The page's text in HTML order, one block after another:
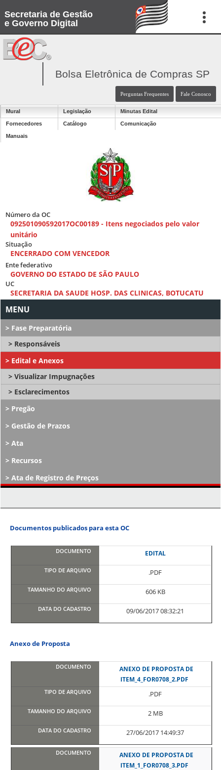
Secretaria de Gestão
e Governo Digital
Bolsa Eletrônica de Compras SP
Perguntas Frequentes Fale Conosco
Mural Legislação Minutas Edital
Fornecedores Catálogo Comunicação
Manuais
Número da OC
092501090592017OC00189 - Itens negociados pelo valor
unitário
Situação
ENCERRADO COM VENCEDOR
Ente federativo
GOVERNO DO ESTADO DE SÃO PAULO
UC
SECRETARIA DA SAUDE HOSP. DAS CLINICAS, BOTUCATU
Fase Preparatória
Responsáveis
Edital e Anexos
Visualizar Impugnações
Esclarecimentos
Pregão
Gestão de Prazos
Ata
Recursos
Ata de Registro de Preços
Documentos publicados para esta OC
EDITAL
.PDF
606 KB
09/06/2017 08:32:21
Anexo de Proposta
ANEXO DE PROPOSTA DE
ITEM_4_FOR0708_2.PDF
.PDF
2 MB
27/06/2017 14:49:37
ANEXO DE PROPOSTA DE
ITEM_1_FOR0708_3.PDF